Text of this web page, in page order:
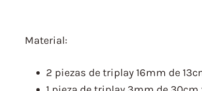
Material:
2 piezas de triplay 16mm de